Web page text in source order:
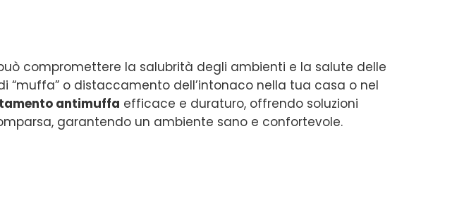
compromettere la salubrità degli ambienti e la salute delle
“muffa” o distaccamento dell’intonaco nella tua casa o nel
antimuffa efficace e duraturo, offrendo soluzioni
garantendo un ambiente sano e confortevole.